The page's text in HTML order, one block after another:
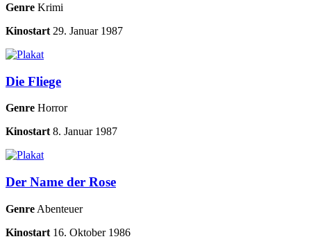
Genre Krimi
Kinostart 29. Januar 1987
Die Fliege
Genre Horror
Kinostart 8. Januar 1987
Der Name der Rose
Genre Abenteuer
Kinostart 16. Oktober 1986